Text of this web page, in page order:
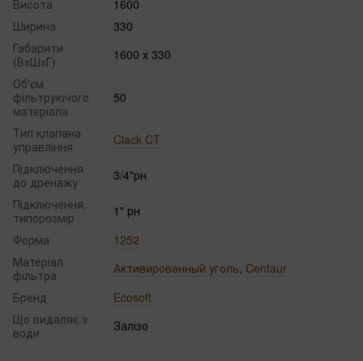
Висота
1600
Ширина
330
Габарити
(ВхШхГ)
1600 х 330
Об'єм
фільтруючого
мaтеріaлa
50
Тип клапана
управління
Clack CT
Підключення
до дренажу
3/4"рн
Підключення,
типорозмір
1" рн
Форма
1252
Матеріал
фільтра
Активированный уголь, Centaur
Бренд
Ecosoft
Що видаляє з
води
Залізо